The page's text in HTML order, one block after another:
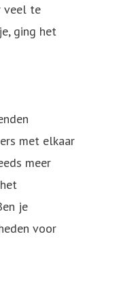
veel te
ging het
met elkaar
meer
je
voor